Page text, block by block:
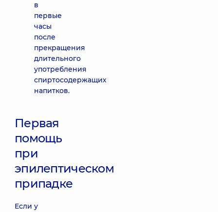
в
первые
часы
после
прекращения
длительного
употребления
спиртосодержащих
напитков.
Первая
помощь
при
эпилептическом
припадке
Если у